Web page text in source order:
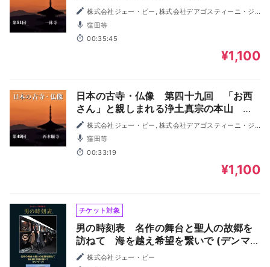
株式会社ジェー・ピー, 株式会社デアゴスティーニ・ジ
ャパン
窪田等
00:35:45
¥1,100
日本の古寺・仏像 第四十九回 「お西
さん」と親しまれる浄土真宗の本山 西
本願寺
株式会社ジェー・ピー, 株式会社デアゴスティーニ・ジ
ャパン
窪田等
00:33:19
¥1,100
チケット対象
男の時刻表 名作の舞台と聖人の故郷を
訪ねて 海を越え希望を繋いで (デンマー
ク)株式会社ジェー・ピー